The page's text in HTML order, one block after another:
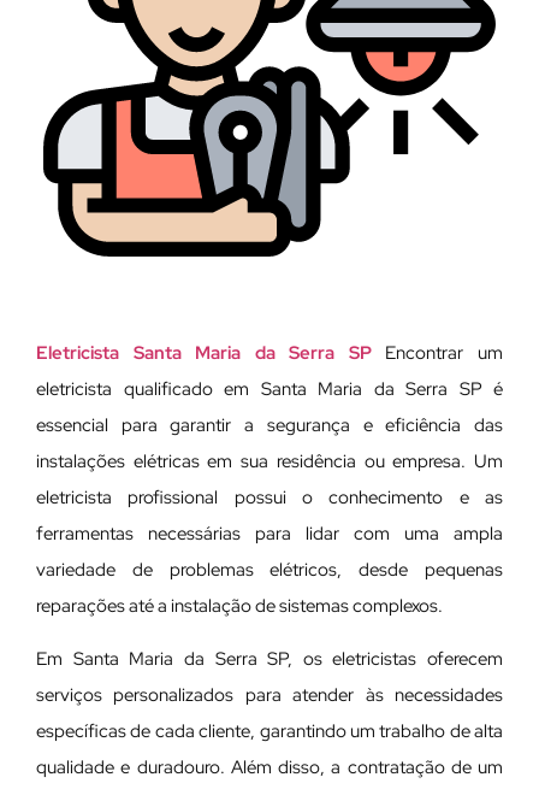
Eletricista Santa Maria da Serra SPEncontrar um
eletricista qualificado em Santa Maria da Serra SP é
essencial para garantir a segurança e eficiência das
instalações elétricas em sua residência ou empresa. Um
eletricista profissional possui o conhecimento e as
ferramentas necessárias para lidar com uma ampla
variedade de problemas elétricos, desde pequenas
reparações até a instalação de sistemas complexos.
Em Santa Maria da Serra SP, os eletricistas oferecem
serviços personalizados para atender às necessidades
específicas de cada cliente, garantindo um trabalho de alta
qualidade e duradouro. Além disso, a contratação de um